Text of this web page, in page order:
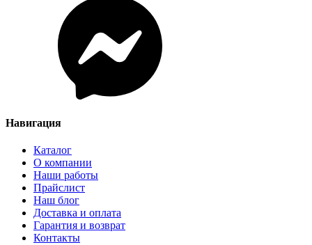
Навигация
Каталог
О компании
Наши работы
Прайслист
Наш блог
Доставка и оплата
Гарантия и возврат
Контакты